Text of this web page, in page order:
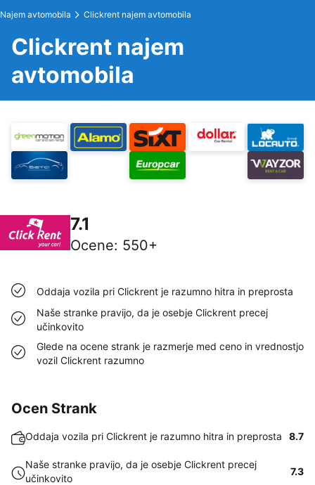
Najem avtomobila Clickrent najem avtomobila
Clickrent najem
avtomobila
7.1
Ocene: 550+
Oddaja vozila pri Clickrent je razumno hitra in preprosta
Naše stranke pravijo, da je osebje Clickrent precej
učinkovito
Glede na ocene strank je razmerje med ceno in vrednostjo
vozil Clickrent razumno
Ocen Strank
Oddaja vozila pri Clickrent je razumno hitra in preprosta 8.7
Naše stranke pravijo, da je osebje Clickrent precej
učinkovito
7.3